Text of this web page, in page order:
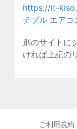
https://it-
チブル エア
別のサイトに
ければ上記の
ご利用規約